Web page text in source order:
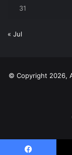
31
« Jul
© Copyright 2026,